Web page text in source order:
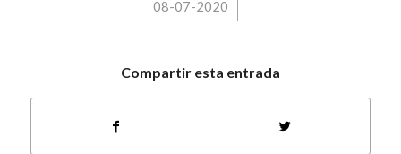
08-07-2020
/
Compartir esta entrada